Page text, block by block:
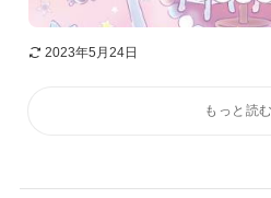
2023年5月24日